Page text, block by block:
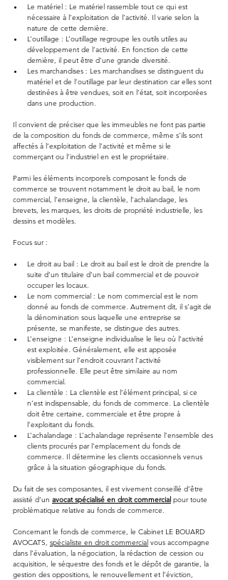
Le matériel : Le matériel rassemble tout ce qui est
nécessaire à l’exploitation de l’activité. Il varie selon la
nature de cette dernière.
L’outillage : L’outillage regroupe les outils utiles au
développement de l’activité. En fonction de cette
dernière, il peut être d’une grande diversité.
Les marchandises : Les marchandises se distinguent du
matériel et de l’outillage par leur destination car elles sont
destinées à être vendues, soit en l’état, soit incorporées
dans une production.
Il convient de préciser que les immeubles ne font pas partie
de la composition du fonds de commerce, même s’ils sont
affectés à l’exploitation de l’activité et même si le
commerçant ou l’industriel en est le propriétaire.
Parmi les éléments incorporels composant le fonds de
commerce se trouvent notamment le droit au bail, le nom
commercial, l’enseigne, la clientèle, l’achalandage, les
brevets, les marques, les droits de propriété industrielle, les
dessins et modèles.
Focus sur :
Le droit au bail : Le droit au bail est le droit de prendre la
suite d’un titulaire d’un bail commercial et de pouvoir
occuper les locaux.
Le nom commercial : Le nom commercial est le nom
donné au fonds de commerce. Autrement dit, il s’agit de
la dénomination sous laquelle une entreprise se
présente, se manifeste, se distingue des autres.
L’enseigne : L’enseigne individualise le lieu où l’activité
est exploitée. Généralement, elle est apposée
visiblement sur l’endroit couvrant l’activité
professionnelle. Elle peut être similaire au nom
commercial.
La clientèle : La clientèle est l’élément principal, si ce
n’est indispensable, du fonds de commerce. La clientèle
doit être certaine, commerciale et être propre à
l’exploitant du fonds.
L’achalandage : L’achalandage représente l’ensemble des
clients procurés par l'emplacement du fonds de
commerce. Il détermine les clients occasionnels venus
grâce à la situation géographique du fonds.
Du fait de ses composantes, il est vivement conseillé d’être
assisté d’un avocat spécialisé en droit commercial pour toute
problématique relative au fonds de commerce.
Concernant le fonds de commerce, le Cabinet LE BOUARD
AVOCATS, spécialiste en droit commercial vous accompagne
dans l’évaluation, la négociation, la rédaction de cession ou
acquisition, le séquestre des fonds et le dépôt de garantie, la
gestion des oppositions, le renouvellement et l’éviction,